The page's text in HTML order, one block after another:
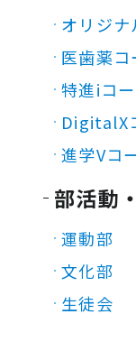
オリジ
医歯薬コ
特進iコ
DigitalX
進学Vコ
部活動
運動部
文化部
生徒会